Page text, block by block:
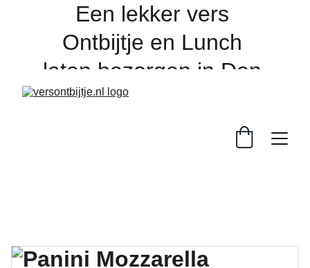
Een lekker vers
Ontbijtje en Lunch
laten bezorgen in Den
Bosch en de regio,
dagelijks voor 16:00